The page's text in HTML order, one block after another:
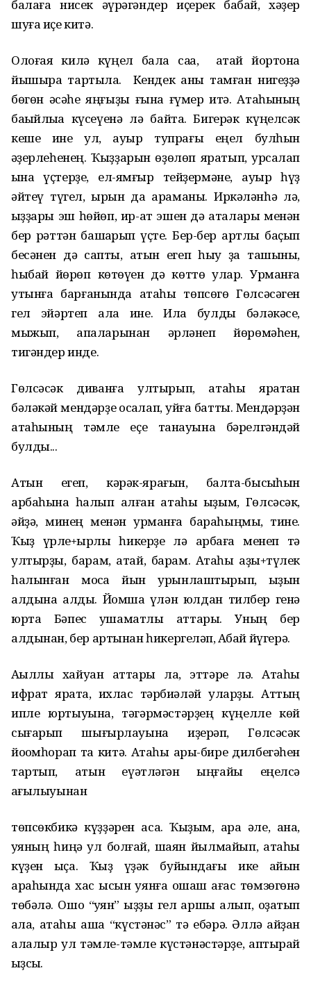
балаға нисек әүрәгәндер иҫерек бабай, хәҙер
шуға иҫе китә.
Олоғая килә күңел бала саҡҡа, атай йортона
йышыраҡ тартыла. Кендек ҡаны тамған нигеҙҙә
бөгөн әсәһе яңғыҙы ғына ғүмер итә. Атаһының
баҡыйлыҡҡа күсеүенә лә байтаҡ. Бигерәк күңелсәк
кеше ине ул, ауыр тупрағы еңел булһын
ҡәҙерлеһенең. Ҡыҙҙарын өҙөлөп яратып, ҡурсалап
ҡына үҫтерҙе, ел-ямғыр тейҙермәне, ауыр һүҙ
әйтеү түгел, ҡырын да ҡараманы. Иркәләнһә лә,
ҡыҙҙары эш һөйөп, ир-ат эшен дә аталары менән
бер рәттән башҡарып үҫте. Бер-бер артлы баҫып
бесәнен дә сапты, атын егеп һыу ҙа ташыны,
һыбай йөрөп көтөүен дә көттө улар. Урманға
утынға барғанында атаһы төпсөгө Гөлсәсәген
гел эйәртеп ала ине. Илаҡ булды бәләкәсе,
мыжып, апаларынан әрләнеп йөрөмәһен,
тигәндер инде.
Гөлсәсәк диванға ултырып, атаһы яратҡан
бәләкәй мендәрҙе ҡосаҡлап, уйға батты. Мендәрҙән
атаһының тәмле еҫе танауына бәрелгәндәй
булды...
Атын егеп, кәрәк-ярағын, балта-бысҡыһын
арбаһына һалып алған атаһы ҡыҙым, Гөлсәсәк,
әйҙә, минең менән урманға бараһыңмы, тине.
Ҡыҙ үрле+ҡырлы һикерҙе лә арбаға менеп тә
ултырҙы, барам, атай, барам. Атаһы аҙыҡ+түлек
һалынған моҡса йын урынлаштырып, ҡыҙын
алдына алды. Йомшаҡ үлән юлдан тилбер генә
юрта Бәпес ҡушаматлы аттары. Уның бер
алдынан, бер артынан һикергеләп, Аҡбай йүгерә.
Аҡыллы хайуан аттары ла, эттәре лә. Атаһы
ифрат ярата, ихлас тәрбиәләй уларҙы. Аттың
ипле юртыуына, тәгәрмәстәрҙең күңелле көй
сығарып шығырлауына иҙерәп, Гөлсәсәк
йоҡомһорап та китә. Атаһы ары-бире дилбегәһен
тартып, атын ҡеүәтләгән ыңғайы еңелсә
ҡағылыуынан
төпсөкбикә күҙҙәрен аса. Ҡыҙым, ҡара әле, ана,
ҡуяның һиңә ҡул болғай, шаян йылмайып, атаһы
күҙен ҡыҫа. Ҡыҙ үҙәк буйындағы ике ҡайын
араһында хас ысын ҡуянға оҡшаш ағас төмзөгөнә
төбәлә. Ошо “ҡуян” ҡыҙҙы гел ҡаршы алып, оҙатып
ҡала, атаһы аша “күстәнәс” тә ебәрә. Әллә ҡайҙан
алалыр ул тәмле-тәмле күстәнәстәрҙе, аптырай
ҡыҙсыҡ.